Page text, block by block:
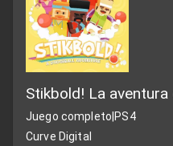
Stikbold! La
Juego completo PS4
Curve Digital